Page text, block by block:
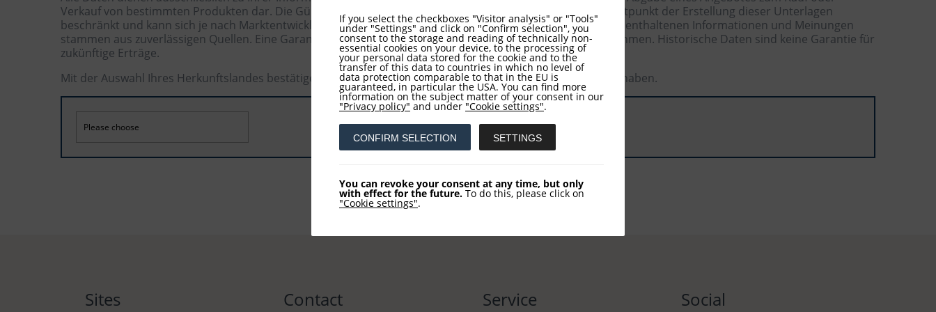
If you select the checkboxes "Visitor analysis" or "Tools"
under "Settings" and click on "Confirm selection", you
consent to the storage and reading of technically non-
essential cookies on your device, to the processing of
your personal data stored for the cookie and to the
transfer of this data to countries in which no level of
data protection comparable to that in the EU is
guaranteed, in particular the USA. You can find more
information on the subject matter of your consent in our
"Privacy policy" and under "Cookie settings".
CONFIRM SELECTION SETTINGS
You can revoke your consent at any time, but only
with effect for the future. To do this, please click on
"Cookie settings".
Verkauf von bestimmten Produkten dar. Die Gültigkeit der Informationen und Empfehlungen ist auf den Zeitpunkt der Erstellung dieser Unterlagen
beschränkt und kann sich je nach Marktentwicklung und ihrer Zielsetzung ändern. Die in diesen Unterlagen enthaltenen Informationen und Meinungen
stammen aus zuverlässigen Quellen. Eine Garantie für deren Richtigkeit können wir allerdings nicht übernehmen. Historische Daten sind keine Garantie für
zukünftige Erträge.
Mit der Auswahl Ihres Herkunftslandes bestätigen Sie, die rechtlichen Hinweise gelesen und verstanden zu haben.
Sites Contact Service Social